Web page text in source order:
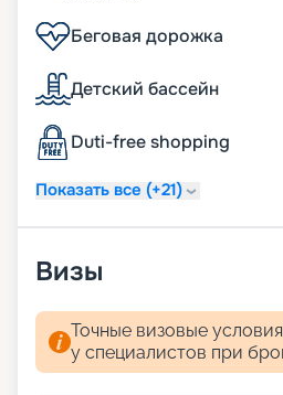
Беговая дорожка
Детский бассейн
Duti-free shopping
Показать все (+21)
Визы
Точные визовые
у специалистов при